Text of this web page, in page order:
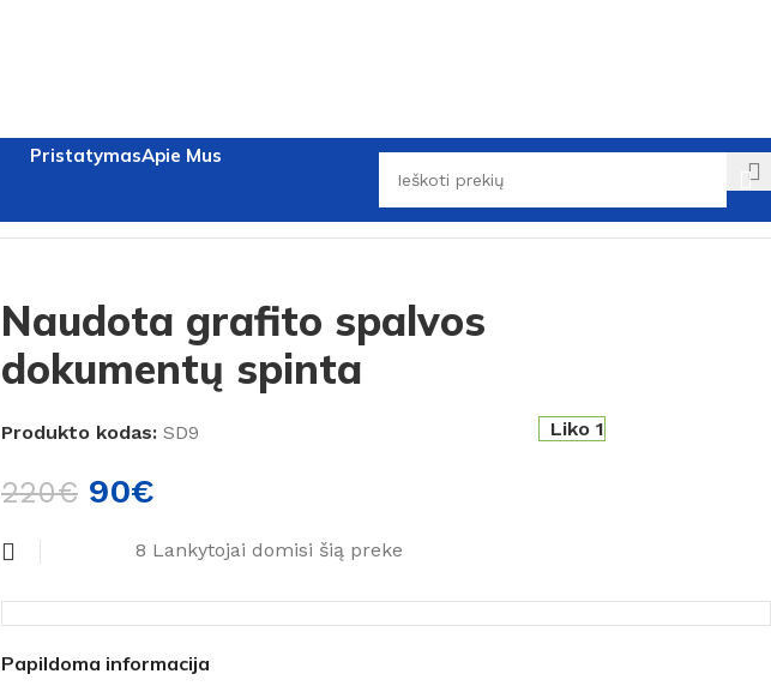
PristatymasApie Mus
Naudota grafito spalvos
dokumentų spinta
Produkto kodas: SD9
220€ 90€
Liko 1
8 Lankytojai domisi šią preke
Papildoma informacija